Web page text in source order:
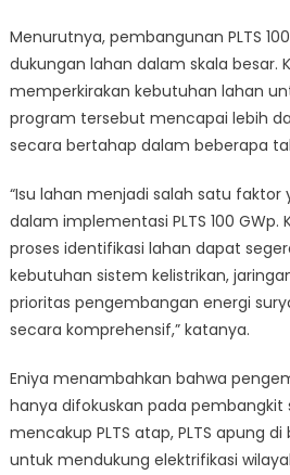
Menurutnya, pembangunan PLTS
dukungan lahan dalam skala besar.
memperkirakan kebutuhan lahan
program tersebut mencapai lebih
secara bertahap dalam beberapa
“Isu lahan menjadi salah satu
dalam implementasi PLTS 100
proses identifikasi lahan dapat
kebutuhan sistem kelistrikan,
prioritas pengembangan energi
secara komprehensif,” katanya.
Eniya menambahkan bahwa
hanya difokuskan pada pembangkit
mencakup PLTS atap, PLTS apung
untuk mendukung elektrifikasi